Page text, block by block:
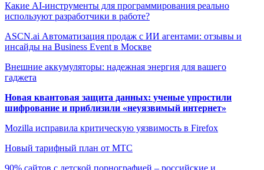
Какие AI-инструменты для программирования реально
используют разработчики в работе?
ASCN.ai Автоматизация продаж с ИИ агентами: отзывы и
инсайды на Business Event в Москве
Внешние аккумуляторы: надежная энергия для вашего
гаджета
Новая квантовая защита данных: ученые упростили
шифрование и приблизили «неуязвимый интернет»
Mozilla исправила критическую уязвимость в Firefox
Новый тарифный план от МТС